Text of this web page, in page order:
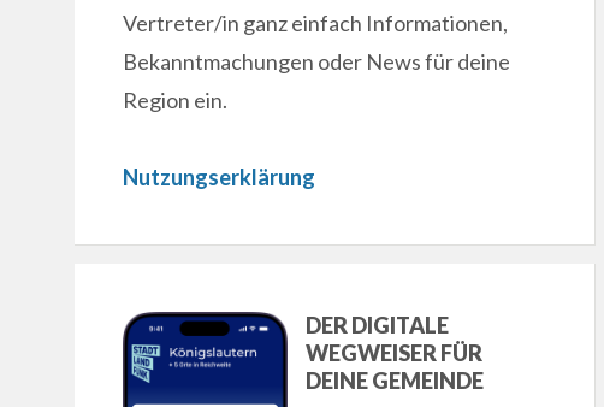
Vertreter/in ganz einfach Informationen,
Bekanntmachungen oder News für deine
Region ein.
Nutzungserklärung
DER DIGITALE
WEGWEISER FÜR
DEINE GEMEINDE